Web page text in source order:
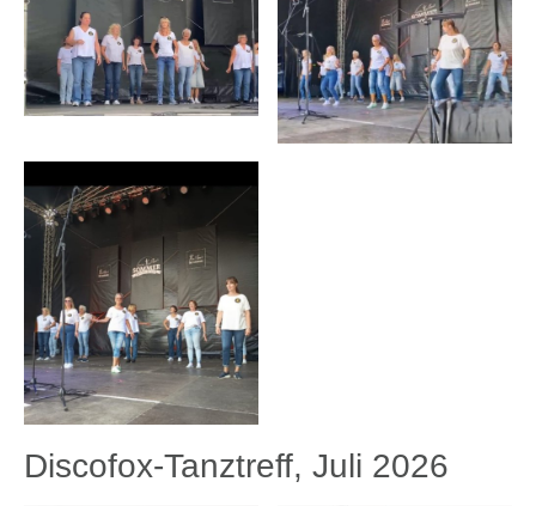
Discofox-Tanztreff, Juli 2026